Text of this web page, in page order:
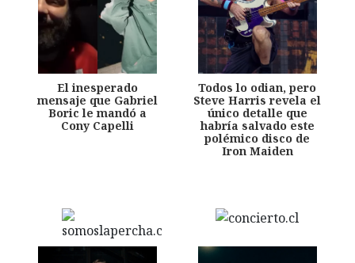
El inesperado
mensaje que Gabriel
Boric le mandó a
Cony Capelli
Todos lo odian, pero
Steve Harris revela el
único detalle que
habría salvado este
polémico disco de
Iron Maiden